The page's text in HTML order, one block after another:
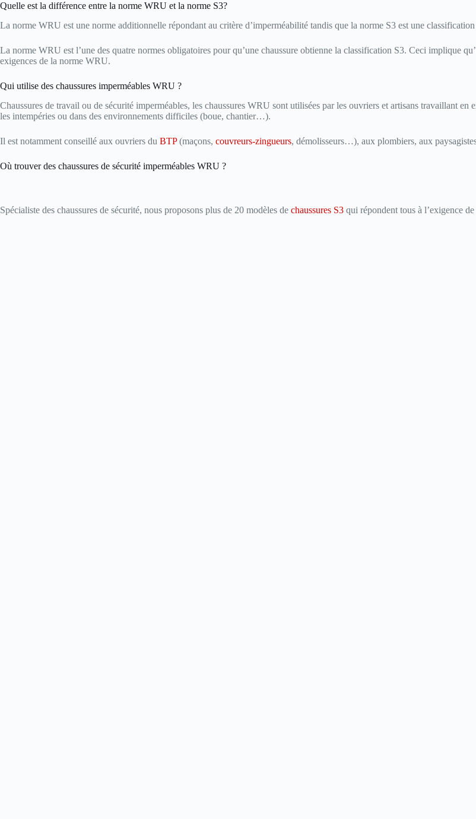
Quelle est la différence entre la norme WRU et la norme S3?
La norme WRU est une norme additionnelle répondant au critère d’imperméabilité tandis que la norme S3 est une
La norme WRU est l’une des quatre normes obligatoires pour qu’une chaussure obtienne la classification S3. Ceci implique
exigences de la norme WRU.
Qui utilise des chaussures imperméables WRU ?
Chaussures de travail ou de sécurité imperméables, les chaussures WRU sont utilisées par les ouvriers et artisans travaillant
les intempéries ou dans des environnements difficiles (boue, chantier…).
Il est notamment conseillé aux ouvriers du BTP(maçons, couvreurs-zingueurs, démolisseurs…), aux plombiers, aux
Où trouver des chaussures de sécurité imperméables WRU ?
Spécialiste des chaussures de sécurité, nous proposons plus de 20 modèles de chaussures S3 qui répondent tous à l’exigence